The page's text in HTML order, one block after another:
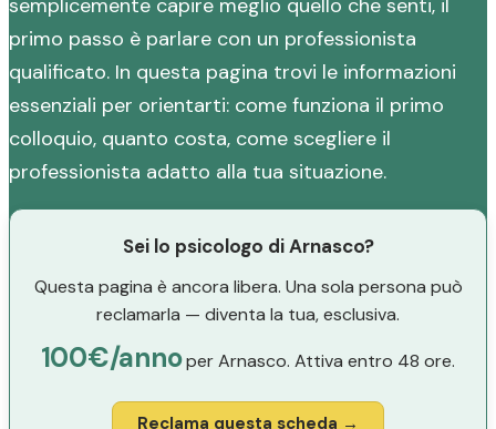
semplicemente capire meglio quello che senti, il
primo passo è parlare con un professionista
qualificato. In questa pagina trovi le informazioni
essenziali per orientarti: come funziona il primo
colloquio, quanto costa, come scegliere il
professionista adatto alla tua situazione.
Sei lo psicologo di Arnasco?
Questa pagina è ancora libera. Una sola persona può
reclamarla — diventa la tua, esclusiva.
100€/annoper Arnasco. Attiva entro 48 ore.
Reclama questa scheda →